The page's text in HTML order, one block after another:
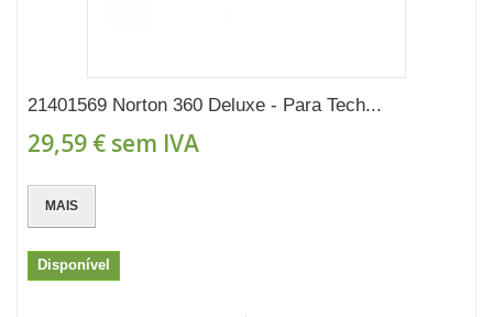
21401569 Norton 360 Deluxe - Para Tech...
29,59 € sem IVA
MAIS
Disponível